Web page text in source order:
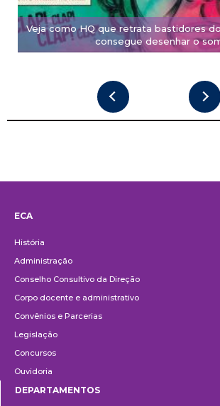
Veja como HQ que retrata bastidores
consegue desenhar o
ECA
História
Administração
Conselho Consultivo da Direção
Corpo docente e administrativo
Convênios e Parcerias
Legislação
Concursos
Ouvidoria
DEPARTAMENTOS